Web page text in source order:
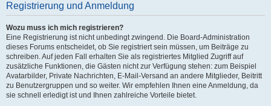
Registrierung und Anmeldung
Wozu muss ich mich registrieren?
Eine Registrierung ist nicht unbedingt zwingend. Die Board-Administration
dieses Forums entscheidet, ob Sie registriert sein müssen, um Beiträge zu
schreiben. Auf jeden Fall erhalten Sie als registriertes Mitglied Zugriff auf
zusätzliche Funktionen, die Gästen nicht zur Verfügung stehen: zum Beispiel
Avatarbilder, Private Nachrichten, E-Mail-Versand an andere Mitglieder, Beitritt
zu Benutzergruppen und so weiter. Wir empfehlen Ihnen eine Anmeldung, da
sie schnell erledigt ist und Ihnen zahlreiche Vorteile bietet.